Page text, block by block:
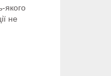
якого
не